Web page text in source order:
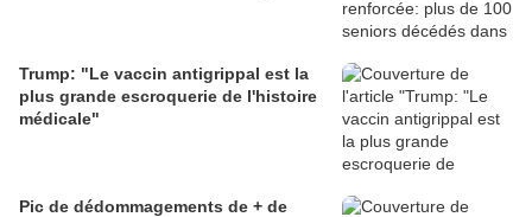
Trump: "Le vaccin antigrippal est la
plus grande escroquerie de l'histoire
médicale"
Pic de dédommagements de + de